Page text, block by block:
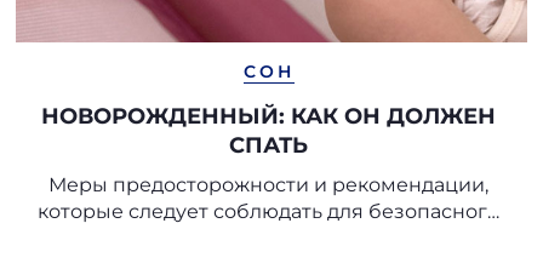
СОН
НОВОРОЖДЕННЫЙ: КАК ОН ДОЛЖЕН
СПАТЬ
Меры предосторожности и рекомендации,
которые следует соблюдать для безопасного